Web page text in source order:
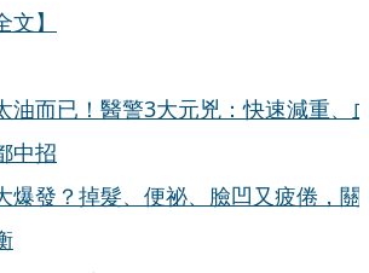
文】
油而已！醫警3大元兇：快速減重、
中招
爆發？掉髮、便祕、臉凹又疲倦，關